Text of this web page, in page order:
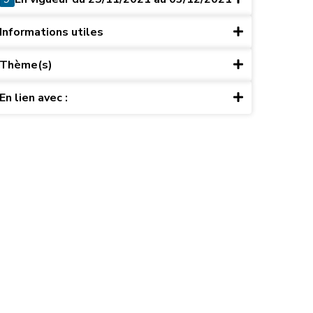
Informations utiles
Thème(s)
En lien avec :